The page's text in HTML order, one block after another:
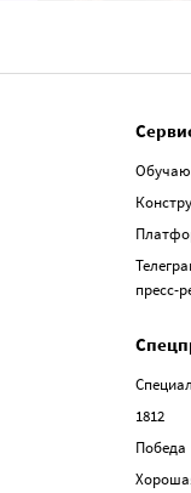
пресс-
1812
Победа